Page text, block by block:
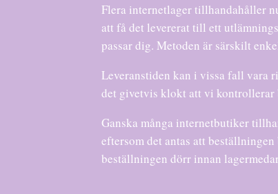
Flera internetlager tillhandahåller
att få det levererat till ett
passar dig. Metoden är särskilt
Leveranstiden kan i vissa fall vara
det givetvis klokt att vi kontrollerar
Ganska många internetbutiker
eftersom det antas att
beställningen dörr innan